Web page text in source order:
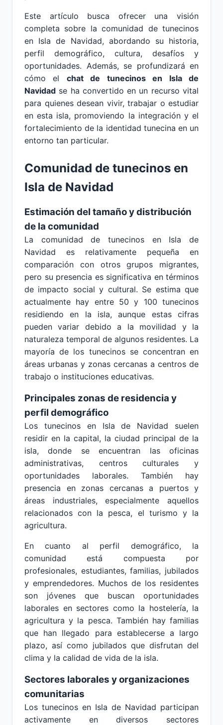
Este artículo busca ofrecer una visión
completa sobre la comunidad de tunecinos
en Isla de Navidad, abordando su historia,
perfil demográfico, cultura, desafíos y
oportunidades. Además, se profundizará en
cómo el chat de tunecinos en Isla de
Navidad se ha convertido en un recurso vital
para quienes desean vivir, trabajar o estudiar
en esta isla, promoviendo la integración y el
fortalecimiento de la identidad tunecina en un
entorno tan particular.
Comunidad de tunecinos en
Isla de Navidad
Estimación del tamaño y distribución
de la comunidad
La comunidad de tunecinos en Isla de
Navidad es relativamente pequeña en
comparación con otros grupos migrantes,
pero su presencia es significativa en términos
de impacto social y cultural. Se estima que
actualmente hay entre 50 y 100 tunecinos
residiendo en la isla, aunque estas cifras
pueden variar debido a la movilidad y la
naturaleza temporal de algunos residentes. La
mayoría de los tunecinos se concentran en
áreas urbanas y zonas cercanas a centros de
trabajo o instituciones educativas.
Principales zonas de residencia y
perfil demográfico
Los tunecinos en Isla de Navidad suelen
residir en la capital, la ciudad principal de la
isla, donde se encuentran las oficinas
administrativas, centros culturales y
oportunidades laborales. También hay
presencia en zonas cercanas a puertos y
áreas industriales, especialmente aquellos
relacionados con la pesca, el turismo y la
agricultura.
En cuanto al perfil demográfico, la
comunidad está compuesta por
profesionales, estudiantes, familias, jubilados
y emprendedores. Muchos de los residentes
son jóvenes que buscan oportunidades
laborales en sectores como la hostelería, la
agricultura y la pesca. También hay familias
que han llegado para establecerse a largo
plazo, así como jubilados que disfrutan del
clima y la calidad de vida de la isla.
Sectores laborales y organizaciones
comunitarias
Los tunecinos en Isla de Navidad participan
activamente en diversos sectores